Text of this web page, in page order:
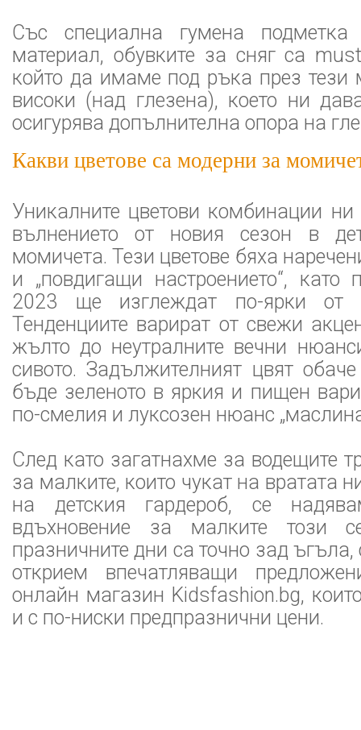
Със специална гумена подметка
материал, обувките за сняг са
който да имаме под ръка през тези
високи (над глезена), което ни
осигурява допълнителна опора на
Какви цветове са модерни за
Уникалните цветови комбинации
вълнението от новия сезон в
момичета. Тези цветове бяха
и „повдигащи настроението“,
2023 ще изглеждат по-ярки от
Тенденциите варират от свежи
жълто до неутралните вечни
сивото. Задължителният цвят
бъде зеленото в яркия и пищен
по-смелия и луксозен нюанс
След като загатнахме за водещите
за малките, които чукат на вратата
на детския гардероб, се
вдъхновение за малките този
празничните дни са точно зад ъгъла,
открием впечатляващи
онлайн магазин Kidsfashion.bg,
и с по-ниски предпразнични цени.